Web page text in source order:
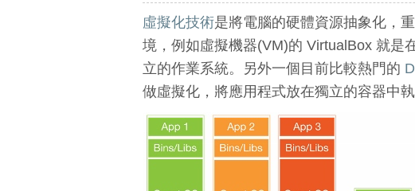
虛擬化技術是將電腦的硬體資源抽象化，
境，例如虛擬機器(VM)的 VirtualBox 就是
立的作業系統。另外一個目前比較熱門的
做虛擬化，將應用程式放在獨立的容器中